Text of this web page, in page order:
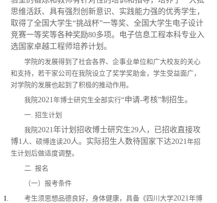
思维活跃、具有强烈创新意识、实践能力强的优秀学生，
取得了全国大学生“挑战杯”一等奖、全国大学生电子设计
竞赛一等奖等各种奖励80多项。电子信息工程本科专业入
选国家卓越工程师培养计划。
学院的发展得到了社会各界、企事业单位和广大校友的关心
和支持，若干家公司在我院设立了奖学奖助金，学生受益面广，
对学院的发展也起到了积极的推动作用。
我院2021年博士研究生全部实行“申请-考核”制招生。
一. 招生计划
我院2021年计划招收博士研究生29人，已招收直接攻
博1 人、硕博连读20人。实际招生人数待国家下达2021年招
生计划后做适度调整。
二. 报名
（一）报考条件
考生须思想品德良好，身体健康，具备《四川大学2021年博